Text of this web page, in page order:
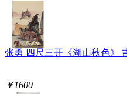
张勇 四尺三开《湖山秋色》
￥1600